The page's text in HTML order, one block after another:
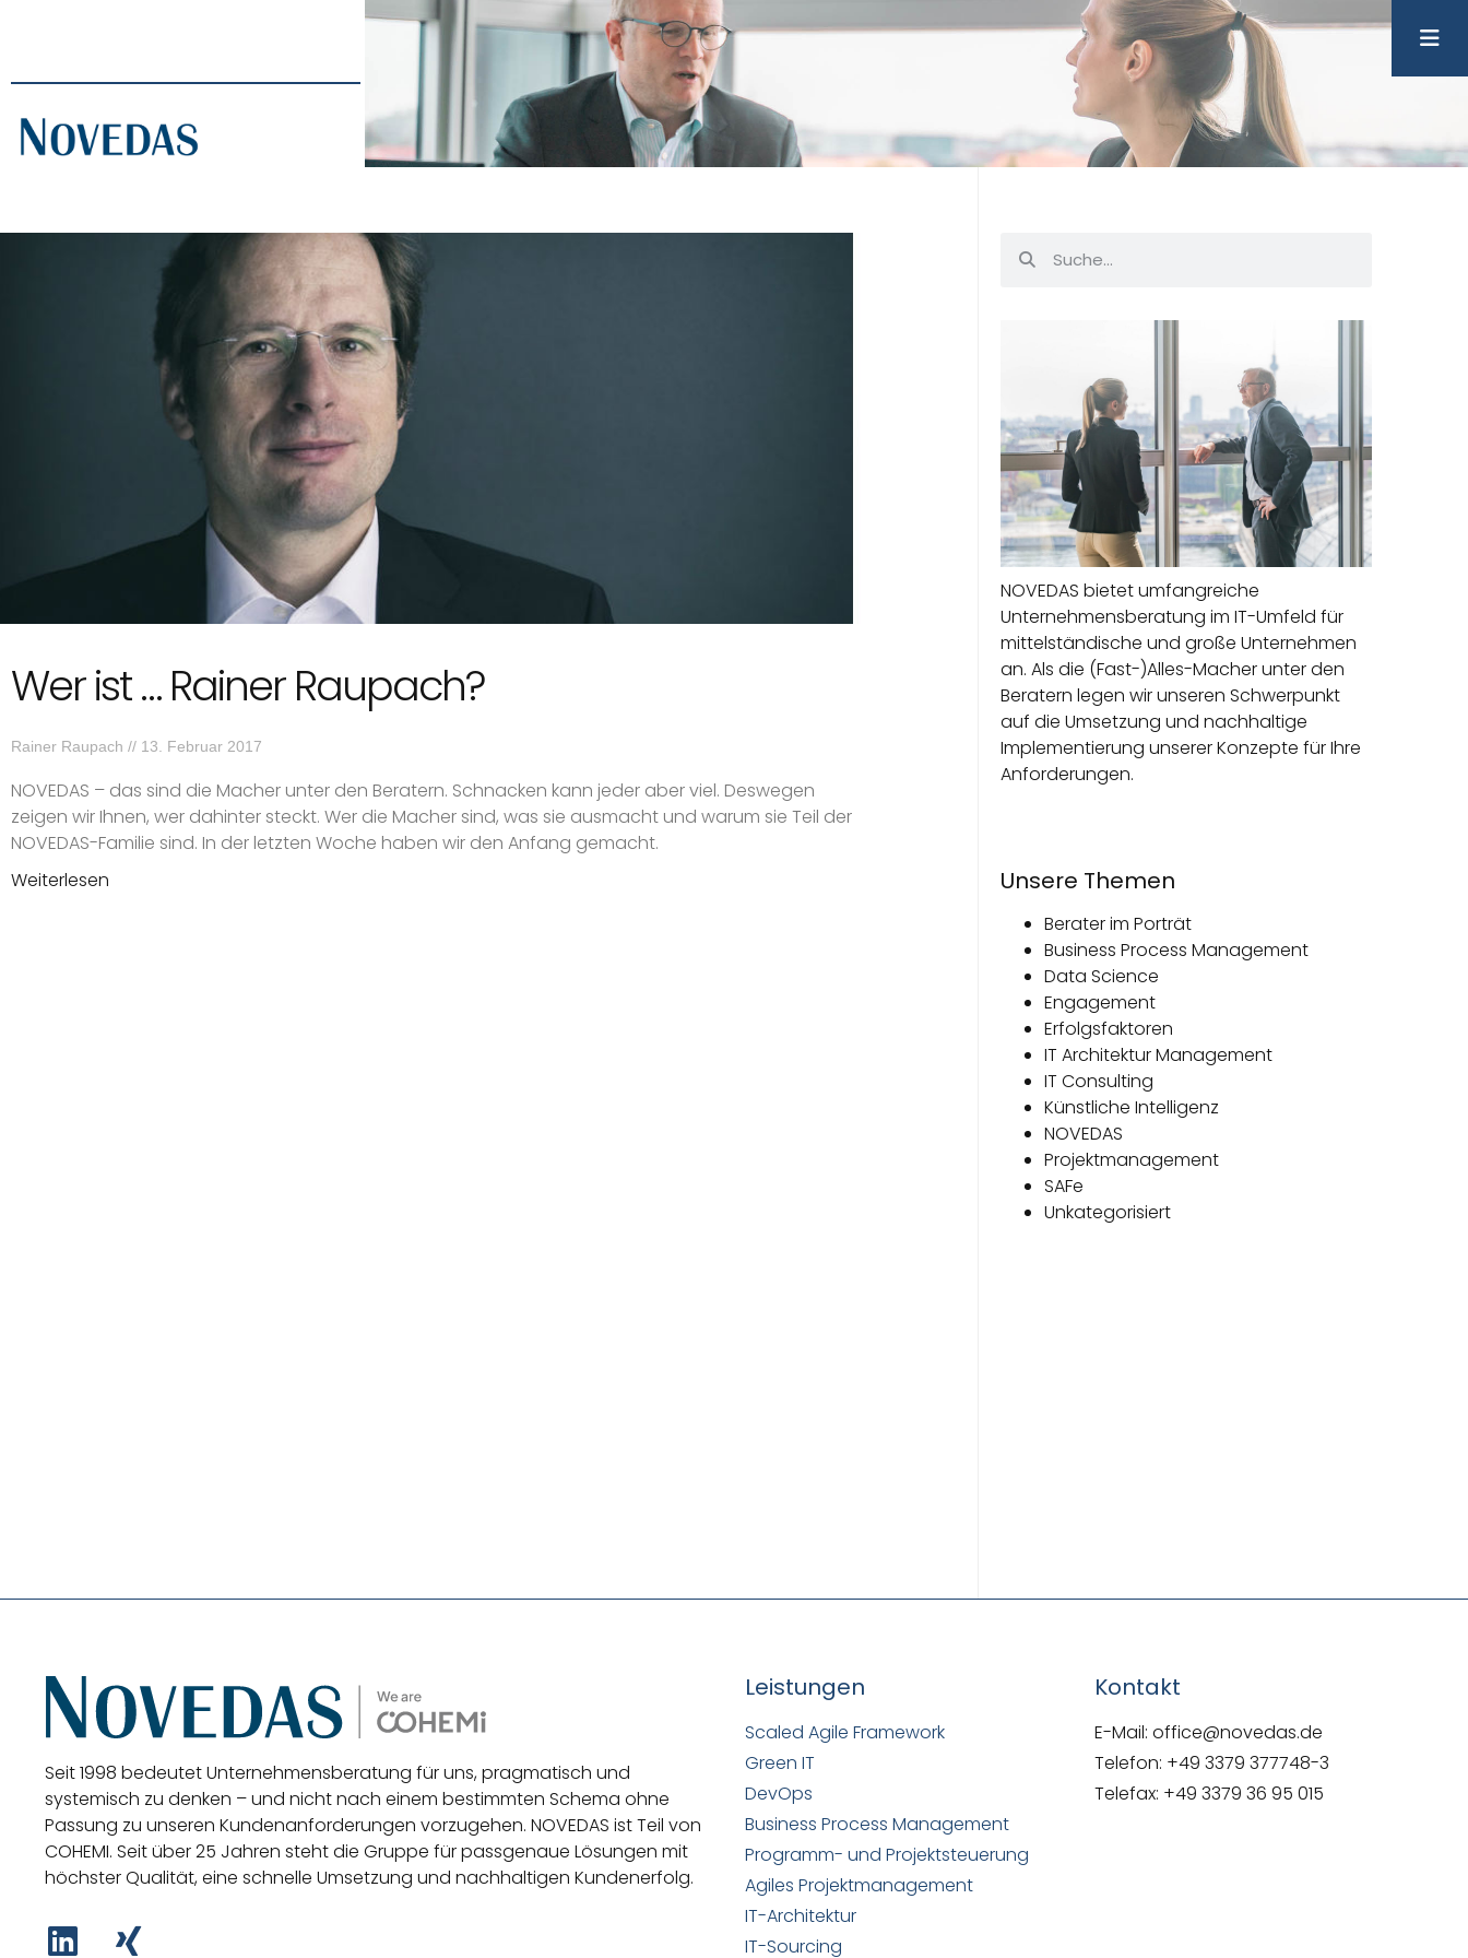
Wer ist … Rainer Raupach?
Rainer Raupach 13. Februar 2017
NOVEDAS – das sind die Macher unter den Beratern. Schnacken kann jeder aber viel. Deswegen
zeigen wir Ihnen, wer dahinter steckt. Wer die Macher sind, was sie ausmacht und warum sie Teil der
NOVEDAS-Familie sind. In der letzten Woche haben wir den Anfang gemacht.
Weiterlesen
NOVEDAS bietet umfangreiche
Unternehmensberatung im IT-Umfeld für
mittelständische und große Unternehmen
an. Als die (Fast-)Alles-Macher unter den
Beratern legen wir unseren Schwerpunkt
auf die Umsetzung und nachhaltige
Implementierung unserer Konzepte für Ihre
Anforderungen.
Unsere Themen
Berater im Porträt
Business Process Management
Data Science
Engagement
Erfolgsfaktoren
IT Architektur Management
IT Consulting
Künstliche Intelligenz
NOVEDAS
Projektmanagement
SAFe
Unkategorisiert
Seit 1998 bedeutet Unternehmensberatung für uns, pragmatisch und
systemisch zu denken – und nicht nach einem bestimmten Schema ohne
Passung zu unseren Kundenanforderungen vorzugehen. NOVEDAS ist Teil von
COHEMI. Seit über 25 Jahren steht die Gruppe für passgenaue Lösungen mit
höchster Qualität, eine schnelle Umsetzung und nachhaltigen Kundenerfolg.
Leistungen
Scaled Agile Framework
Green IT
DevOps
Business Process Management
Programm- und Projektsteuerung
Agiles Projektmanagement
IT-Architektur
IT-Sourcing
Kontakt
E-Mail: office@novedas.de
Telefon: +49 3379 377748-3
Telefax: +49 3379 36 95 015